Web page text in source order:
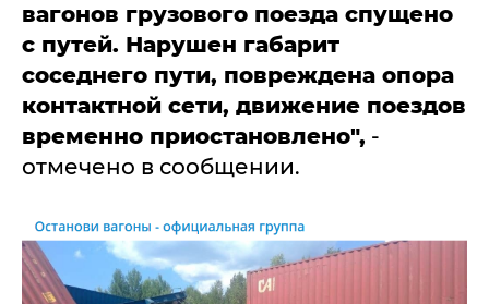
вагонов грузового поезда спущено
с путей. Нарушен габарит
соседнего пути, повреждена опора
контактной сети, движение поездов
временно приостановлено", -
отмечено в сообщении.